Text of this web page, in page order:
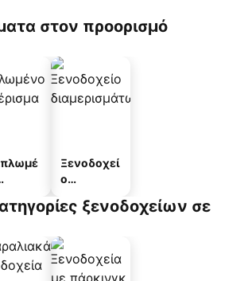
στον προορισμό
Ξενοδοχεί
ο
άτωνξενοδοχείων σε